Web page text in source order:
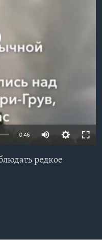
available
0:46
редкое